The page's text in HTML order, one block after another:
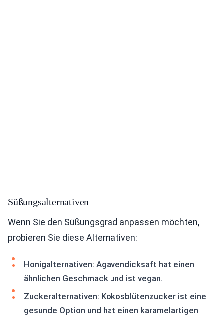
Süßungsalternativen
Wenn Sie den Süßungsgrad anpassen möchten,
probieren Sie diese Alternativen:
Honigalternativen: Agavendicksaft hat einen
ähnlichen Geschmack und ist vegan.
Zuckeralternativen: Kokosblütenzucker ist eine
gesunde Option und hat einen karamelartigen